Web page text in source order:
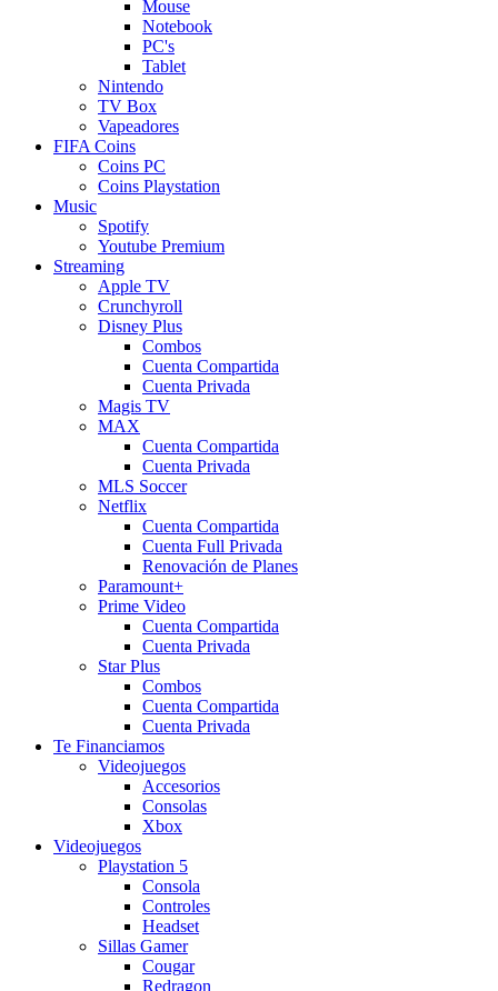
Mouse
Notebook
PC's
Tablet
Nintendo
TV Box
Vapeadores
FIFA Coins
Coins PC
Coins Playstation
Music
Spotify
Youtube Premium
Streaming
Apple TV
Crunchyroll
Disney Plus
Combos
Cuenta Compartida
Cuenta Privada
Magis TV
MAX
Cuenta Compartida
Cuenta Privada
MLS Soccer
Netflix
Cuenta Compartida
Cuenta Full Privada
Renovación de Planes
Paramount+
Prime Video
Cuenta Compartida
Cuenta Privada
Star Plus
Combos
Cuenta Compartida
Cuenta Privada
Te Financiamos
Videojuegos
Accesorios
Consolas
Xbox
Videojuegos
Playstation 5
Consola
Controles
Headset
Sillas Gamer
Cougar
Redragon